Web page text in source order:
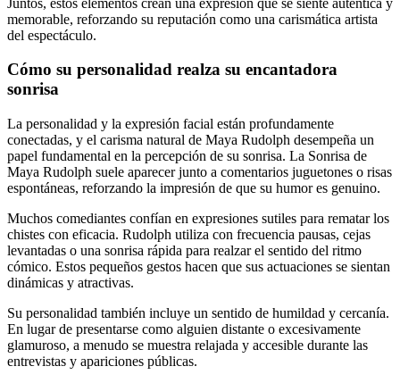
memorable, reforzando su reputación como una carismática artista
del espectáculo.
Cómo su personalidad realza su encantadora
sonrisa
La personalidad y la expresión facial están profundamente
conectadas, y el carisma natural de Maya Rudolph desempeña un
papel fundamental en la percepción de su sonrisa. La Sonrisa de
Maya Rudolph suele aparecer junto a comentarios juguetones o risas
espontáneas, reforzando la impresión de que su humor es genuino.
Muchos comediantes confían en expresiones sutiles para rematar los
chistes con eficacia. Rudolph utiliza con frecuencia pausas, cejas
levantadas o una sonrisa rápida para realzar el sentido del ritmo
cómico. Estos pequeños gestos hacen que sus actuaciones se sientan
dinámicas y atractivas.
Su personalidad también incluye un sentido de humildad y cercanía.
En lugar de presentarse como alguien distante o excesivamente
glamuroso, a menudo se muestra relajada y accesible durante las
entrevistas y apariciones públicas.